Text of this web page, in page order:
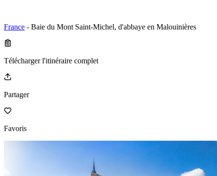
France - Baie du Mont Saint-Michel, d'abbaye en Malouinières
Télécharger l'itinéraire complet
Partager
Favoris